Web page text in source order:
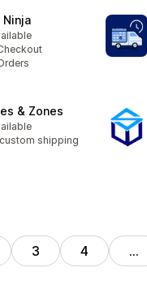
& Zones
shipping
3 4 …